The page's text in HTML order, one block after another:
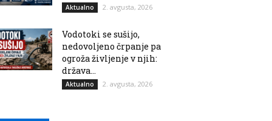
Aktualno 2. avgusta, 2026
Vodotoki se sušijo,
nedovoljeno črpanje pa
ogroža življenje v njih:
država...
Aktualno 2. avgusta, 2026